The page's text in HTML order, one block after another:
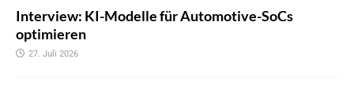
Interview: KI-Modelle für Automotive-SoCs
optimieren
27. Juli 2026